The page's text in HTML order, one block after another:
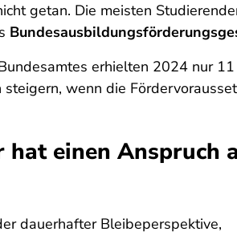
getan. Die meisten
erhielten 2024 nur
wenn die
einen Anspruch
dauerhafter Bleibeperspektive,